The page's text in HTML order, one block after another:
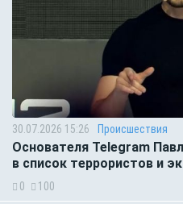
30.07.2026 15:26 Происшествия
Основателя Telegram
в список террористов и
0 100